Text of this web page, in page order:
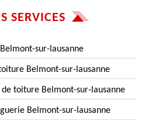
SERVICES
sur-lausanne
Belmont-sur-lausanne
toiture Belmont-sur-lausanne
Belmont-sur-lausanne